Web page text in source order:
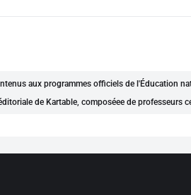
aux programmes officiels de l'Éducation
de Kartable, composéee de professeurs